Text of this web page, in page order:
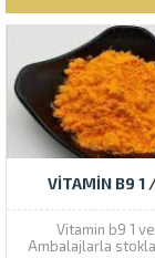
VITAMIN B9 1
Vitamin b9 1
Ambalajlarla